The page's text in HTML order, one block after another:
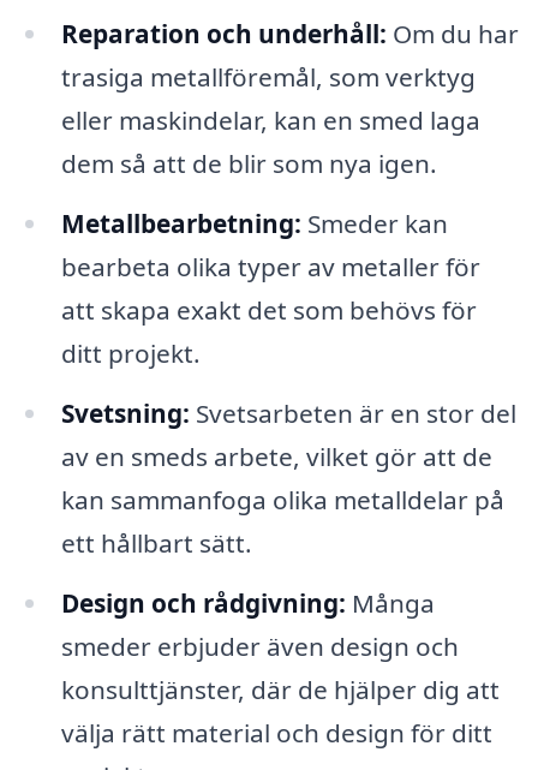
Reparation och underhåll: Om du har
trasiga metallföremål, som verktyg
eller maskindelar, kan en smed laga
dem så att de blir som nya igen.
Metallbearbetning: Smeder kan
bearbeta olika typer av metaller för
att skapa exakt det som behövs för
ditt projekt.
Svetsning: Svetsarbeten är en stor del
av en smeds arbete, vilket gör att de
kan sammanfoga olika metalldelar på
ett hållbart sätt.
Design och rådgivning: Många
smeder erbjuder även design och
konsulttjänster, där de hjälper dig att
välja rätt material och design för ditt